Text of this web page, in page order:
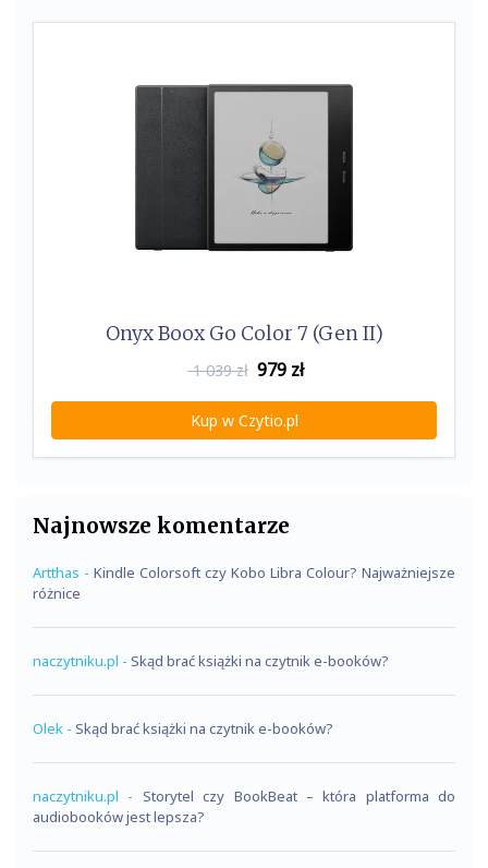
Onyx Boox Go Color 7 (Gen II)
1 039 zł 979 zł
Kup w Czytio.pl
Najnowsze komentarze
Artthas - Kindle Colorsoft czy Kobo Libra Colour? Najważniejsze
różnice
naczytniku.pl - Skąd brać książki na czytnik e-booków?
Olek - Skąd brać książki na czytnik e-booków?
naczytniku.pl - Storytel czy BookBeat – która platforma do
audiobooków jest lepsza?